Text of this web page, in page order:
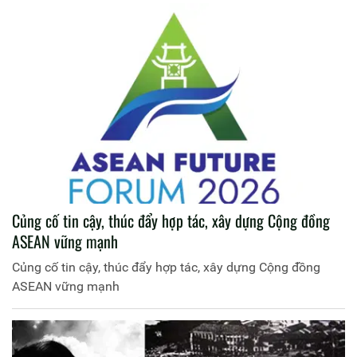
Củng cố tin cậy, thúc đẩy hợp tác, xây dựng Cộng đồng
ASEAN vững mạnh
Củng cố tin cậy, thúc đẩy hợp tác, xây dựng Cộng đồng
ASEAN vững mạnh